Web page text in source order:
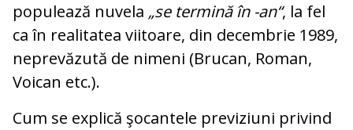
populează nuvela „se termină în -an“, la fel
ca în realitatea viitoare, din decembrie 1989,
neprevăzută de nimeni (Brucan, Roman,
Voican etc.).
Cum se explică şocantele previziuni pri­vind